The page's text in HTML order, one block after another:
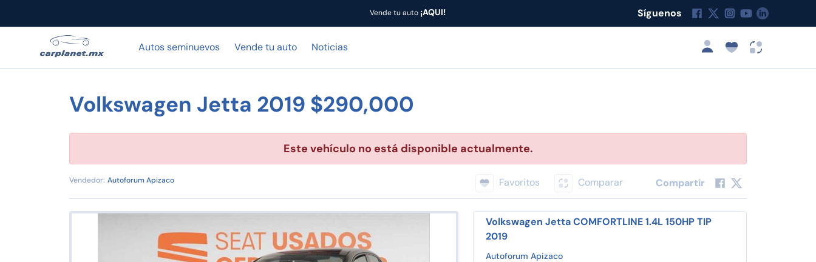
Vende tu auto¡AQUI! Síguenos
Autos seminuevos Vende tu auto Noticias
Volkswagen Jetta 2019 $290,000
Este vehículo no está disponible actualmente.
Vendedor: Autoforum Apizaco Favoritos Comparar Compartir
Volkswagen Jetta COMFORTLINE 1.4L 150HP TIP
2019
Autoforum Apizaco